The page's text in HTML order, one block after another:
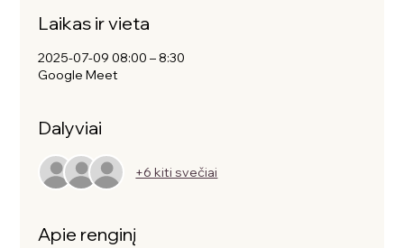
Laikas ir vieta
2025-07-09 08:00 – 8:30
Google Meet
Dalyviai
+6 kiti svečiai
Apie renginį